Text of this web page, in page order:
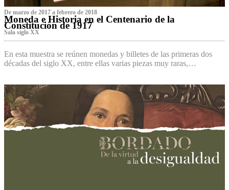
De marzo de 2017 a febrero de 2018
Moneda e Historia en el Centenario de la
Constitución de 1917
Sala siglo XX
En esta muestra se reúnen monedas y billetes de las primeras dos
décadas del siglo XX, entre ellas varias piezas muy raras,…